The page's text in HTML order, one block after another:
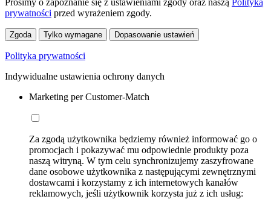
prywatności przed wyrażeniem zgody.
Zgoda Tylko wymagane Dopasowanie ustawień
Polityka prywatności
Indywidualne ustawienia ochrony danych
Marketing per Customer-Match
Za zgodą użytkownika będziemy również informować go o
promocjach i pokazywać mu odpowiednie produkty poza
naszą witryną. W tym celu synchronizujemy zaszyfrowane
dane osobowe użytkownika z następującymi zewnętrznymi
dostawcami i korzystamy z ich internetowych kanałów
reklamowych, jeśli użytkownik korzysta już z ich usług: